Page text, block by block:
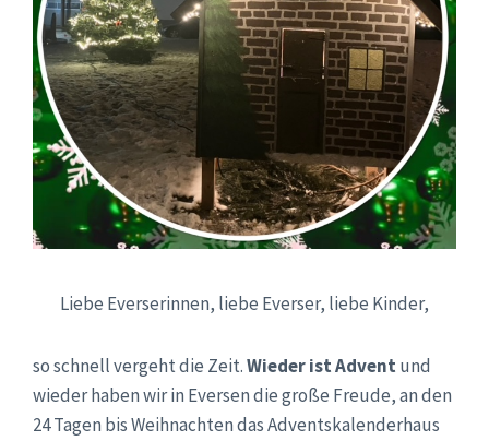
Liebe Everserinnen, liebe Everser, liebe Kinder,
so schnell vergeht die Zeit.Wieder ist Advent und
wieder haben wir in Eversen die große Freude, an den
24 Tagen bis Weihnachten das Adventskalenderhaus